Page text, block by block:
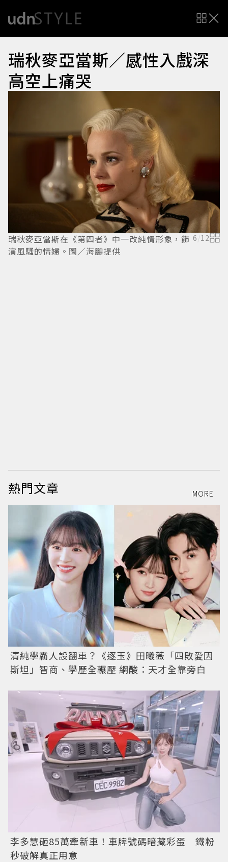
瑞秋麥亞當斯／感性入戲深
高空上痛哭
瑞秋麥亞當斯在《第四者》中一改純情形象，飾
演風騷的情婦。圖／海鵬提供
6 /12
熱門文章 MORE
清純學霸人設翻車？《逐玉》田曦薇「四敗愛因
斯坦」智商、學歷全輾壓 網酸：天才全靠旁白
李多慧砸85萬牽新車！車牌號碼暗藏彩蛋 鐵粉
秒破解真正用意